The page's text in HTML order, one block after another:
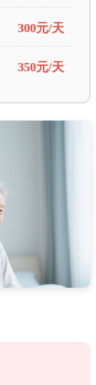
300元/天
350元/天